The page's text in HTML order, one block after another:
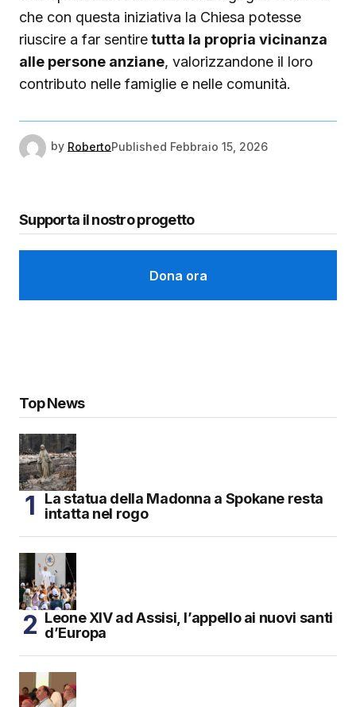
che con questa iniziativa la Chiesa potesse
riuscire a far sentiretutta la propria vicinanza
alle persone anziane, valorizzandone il loro
contributo nelle famiglie e nelle comunità.
by RobertoPublished Febbraio 15, 2026
Supporta il nostro progetto
Dona ora
Top News
La statua della Madonna a Spokane resta
intatta nel rogo
Leone XIV ad Assisi, l’appello ai nuovi santi
d’Europa